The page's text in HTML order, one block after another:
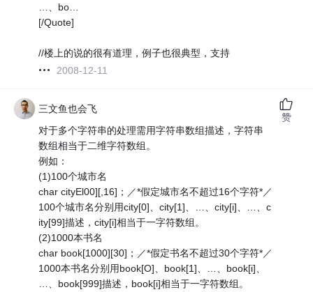
…、bo…
[/Quote]
//楼上的说的很有道理，例子也很典型，支持
2008-12-11
三文鱼也会飞
对于多个字符串的处理需用字符串数组描述，字符串
数组相当于二维字符数组。
例如：
(1)100个城市名
char cityEl00][,16]；／*假定城市名不超过16个字符*／
100个城市名分别用city[0]、city[1]、…、city[i]、…、c
ity[99]描述，city[i]相当于一字符数组。
(2)1000本书名
char book[1000][30]；／*假定书名不超过30个字符*／
1000本书名分别用book[O]、book[1]、…、book[i]、
…、book[999]描述，book[i]相当于一字符数组。
赞